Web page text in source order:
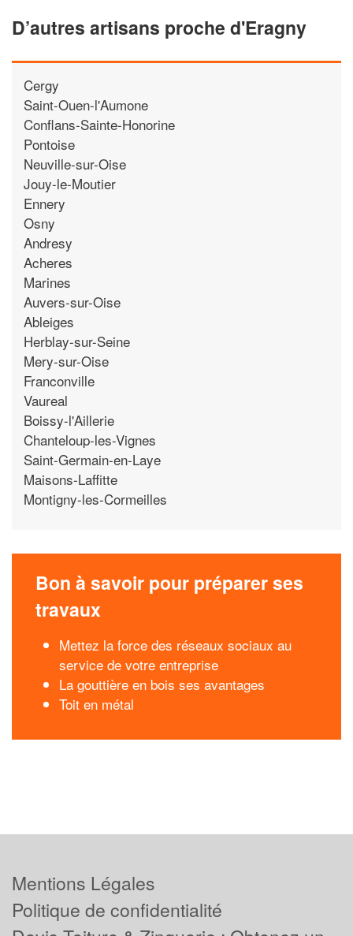
D’autres artisans proche d'Eragny
Cergy
Saint-Ouen-l'Aumone
Conflans-Sainte-Honorine
Pontoise
Neuville-sur-Oise
Jouy-le-Moutier
Ennery
Osny
Andresy
Acheres
Marines
Auvers-sur-Oise
Ableiges
Herblay-sur-Seine
Mery-sur-Oise
Franconville
Vaureal
Boissy-l'Aillerie
Chanteloup-les-Vignes
Saint-Germain-en-Laye
Maisons-Laffitte
Montigny-les-Cormeilles
Bon à savoir pour préparer ses
travaux
Mettez la force des réseaux sociaux au
service de votre entreprise
La gouttière en bois ses avantages
Toit en métal
Mentions Légales
Politique de confidentialité